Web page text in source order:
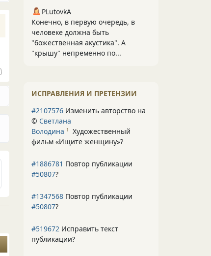
PLutоvkА
Конечно, в первую очередь, в
человеке должна быть
"божественная акустика". А
"крышу" непременно по...
ИСПРАВЛЕНИЯ И ПРЕТЕНЗИИ
#2107576 Изменить авторство на
© Светлана
Володина 1
Художественный
фильм «Ищите женщину»?
#1886781 Повтор публикации
#50807?
#1347568 Повтор публикации
#50807?
#519672 Исправить текст
публикации?